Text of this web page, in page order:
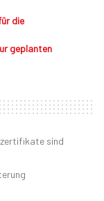
die
geplanten
sind